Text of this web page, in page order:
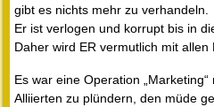
gibt es nichts mehr zu verhandeln.
Er ist verlogen und korrupt bis in
Daher wird ER vermutlich mit
Es war eine Operation
Alliierten zu plündern, den müde